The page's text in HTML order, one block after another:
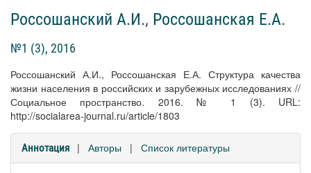
Россошанский А.И., Россошанская Е.А.
№1 (3), 2016
Россошанский А.И., Россошанская Е.А. Структура качества
жизни населения в российских и зарубежных исследованиях //
Социальное пространство. 2016. № 1 (3). URL:
http://socialarea-journal.ru/article/1803
Аннотация | Авторы | Список литературы